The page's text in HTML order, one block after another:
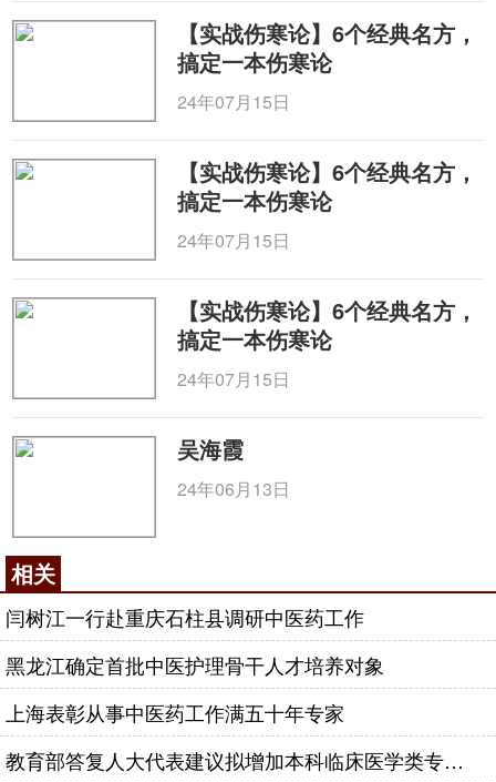
【实战伤寒论】6个经典名方，
搞定一本伤寒论
24年07月15日
【实战伤寒论】6个经典名方，
搞定一本伤寒论
24年07月15日
【实战伤寒论】6个经典名方，
搞定一本伤寒论
24年07月15日
吴海霞
24年06月13日
相关
闫树江一行赴重庆石柱县调研中医药工作
黑龙江确定首批中医护理骨干人才培养对象
上海表彰从事中医药工作满五十年专家
教育部答复人大代表建议拟增加本科临床医学类专业中医药课程学时